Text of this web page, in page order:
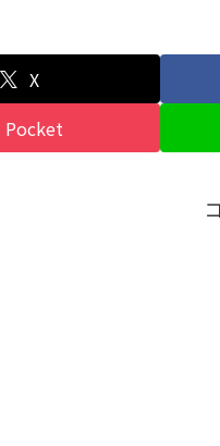
X
Pocket